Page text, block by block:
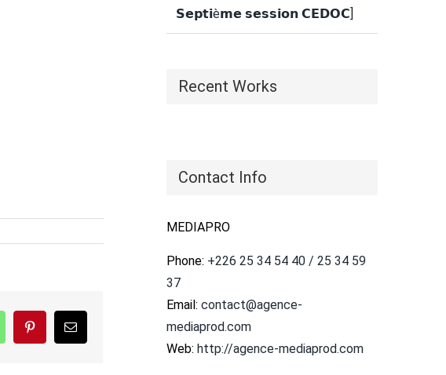
WhatsAppPinterestEmail
𝗦𝗲𝗽𝘁𝗶è𝗺𝗲 𝘀𝗲𝘀𝘀𝗶𝗼𝗻 𝗖𝗘𝗗𝗢𝗖]
Recent Works
Contact Info
MEDIAPRO
Phone: +226 25 34 54 40 / 25 34 59
37
Email: contact@agence-
mediaprod.com
Web: http://agence-mediaprod.com